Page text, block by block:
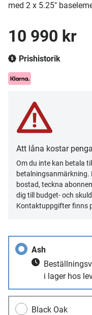
med 2 x 5.25"
10 990 kr
Prishistorik
Att låna kostar
Om du inte kan betala
betalningsanmärkning.
bostad, teckna
dig till budget- och
Kontaktuppgifter finns
Ash
i lager hos
Black Oak